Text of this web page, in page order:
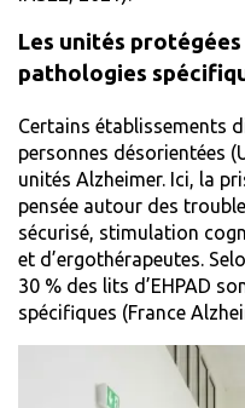
Les unités
pathologies
Certains établissements
personnes désorientées
unités Alzheimer. Ici, la
pensée autour des
sécurisé, stimulation
et d’ergothérapeutes.
30 % des lits d’EHPAD
spécifiques (France